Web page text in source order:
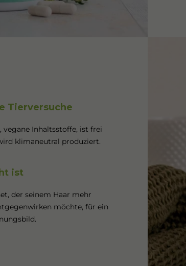
Tierversuche
vegane Inhaltsstoffe, ist frei
klimaneutral produziert.
ist
der seinem Haar mehr
möchte, für ein